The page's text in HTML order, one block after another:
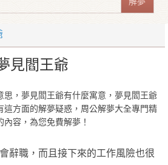
見閻王爺
思，夢見閻王爺有什麼寓意，夢見閻王爺
這方面的解夢疑惑，周公解夢大全專門精
容，為您免費解夢！
辭職，而且接下來的工作風險也很